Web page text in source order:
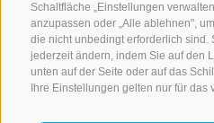
Schaltfläche „Einstellungen
anzupassen oder „Alle ablehnen",
die nicht unbedingt erforderlich sind.
jederzeit ändern, indem Sie auf den
unten auf der Seite oder auf das
Ihre Einstellungen gelten nur für das
Newsletter